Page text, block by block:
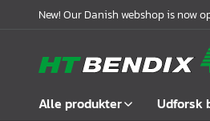
New! Our Danish webshop is now
Alle produkter Udforsk